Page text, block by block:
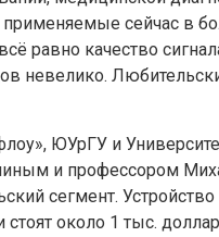
сейчас в
равно качество
невелико.
ЮУрГУ и
и профессором
сегмент.
около 1 тыс.